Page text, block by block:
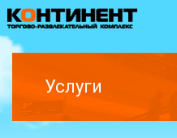
Услуги